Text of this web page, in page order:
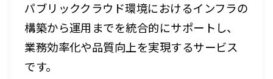
パブリッククラウド環境におけるインフラの
構築から運用までを統合的にサポートし、
業務効率化や品質向上を実現するサービス
です。